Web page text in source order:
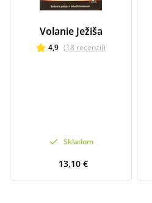
Volanie Ježiša
4,9 (18 recenzií)
Skladom
13,10 €